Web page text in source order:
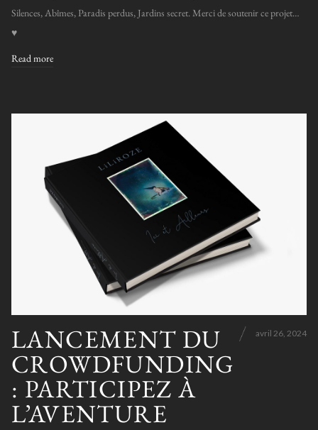
Silences, Abîmes, Paradis perdus, Jardins secret. Merci de soutenir ce projet…
♥️
Read more
LANCEMENT DU
CROWDFUNDING
: PARTICIPEZ À
L’AVENTURE
avril 26, 2024